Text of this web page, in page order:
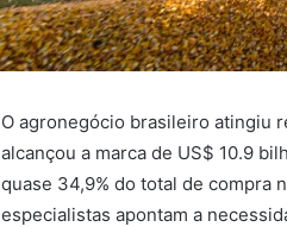
O agronegócio brasileiro atingiu
alcançou a marca de US$ 10.9
quase 34,9% do total de compra
especialistas apontam a